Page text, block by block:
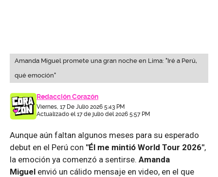
Amanda Miguel promete una gran noche en Lima: "Iré a Perú,
qué emoción"
Redacción Corazón
Viernes, 17 De Julio 2026 5:43 PM
Actualizado el 17 de julio del 2026 5:57 PM
Aunque aún faltan algunos meses para su esperado
debut en el Perú con "Él me mintió World Tour 2026",
la emoción ya comenzó a sentirse. Amanda
Miguel envió un cálido mensaje en video, en el que